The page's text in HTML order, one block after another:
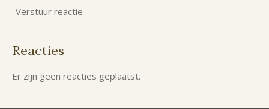
Verstuur reactie
Reacties
Er zijn geen reacties geplaatst.